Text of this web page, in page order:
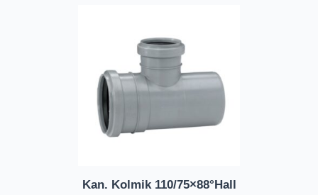
Kan. Kolmik 110/75×88°Hall